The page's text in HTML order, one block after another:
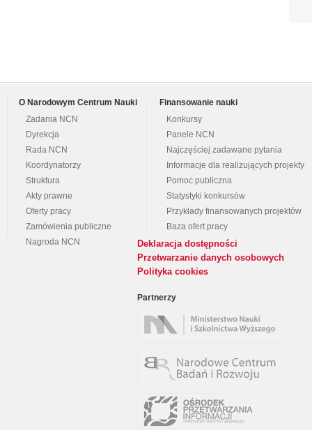
O Narodowym Centrum Nauki
Zadania NCN
Dyrekcja
Rada NCN
Koordynatorzy
Struktura
Akty prawne
Oferty pracy
Zamówienia publiczne
Nagroda NCN
Finansowanie nauki
Konkursy
Panele NCN
Najczęściej zadawane pytania
Informacje dla realizujących projekty
Pomoc publiczna
Statystyki konkursów
Przykłady finansowanych projektów
Baza ofert pracy
Deklaracja dostępności
Przetwarzanie danych osobowych
Polityka cookies
Partnerzy